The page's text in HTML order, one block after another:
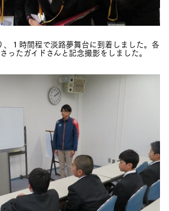
１時間程で淡路夢舞台に到着しました。各
ったガイドさんと記念撮影をしました。